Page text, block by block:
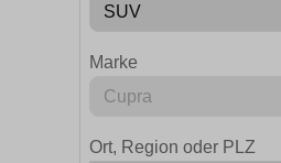
Marke
Ort, Region oder PLZ